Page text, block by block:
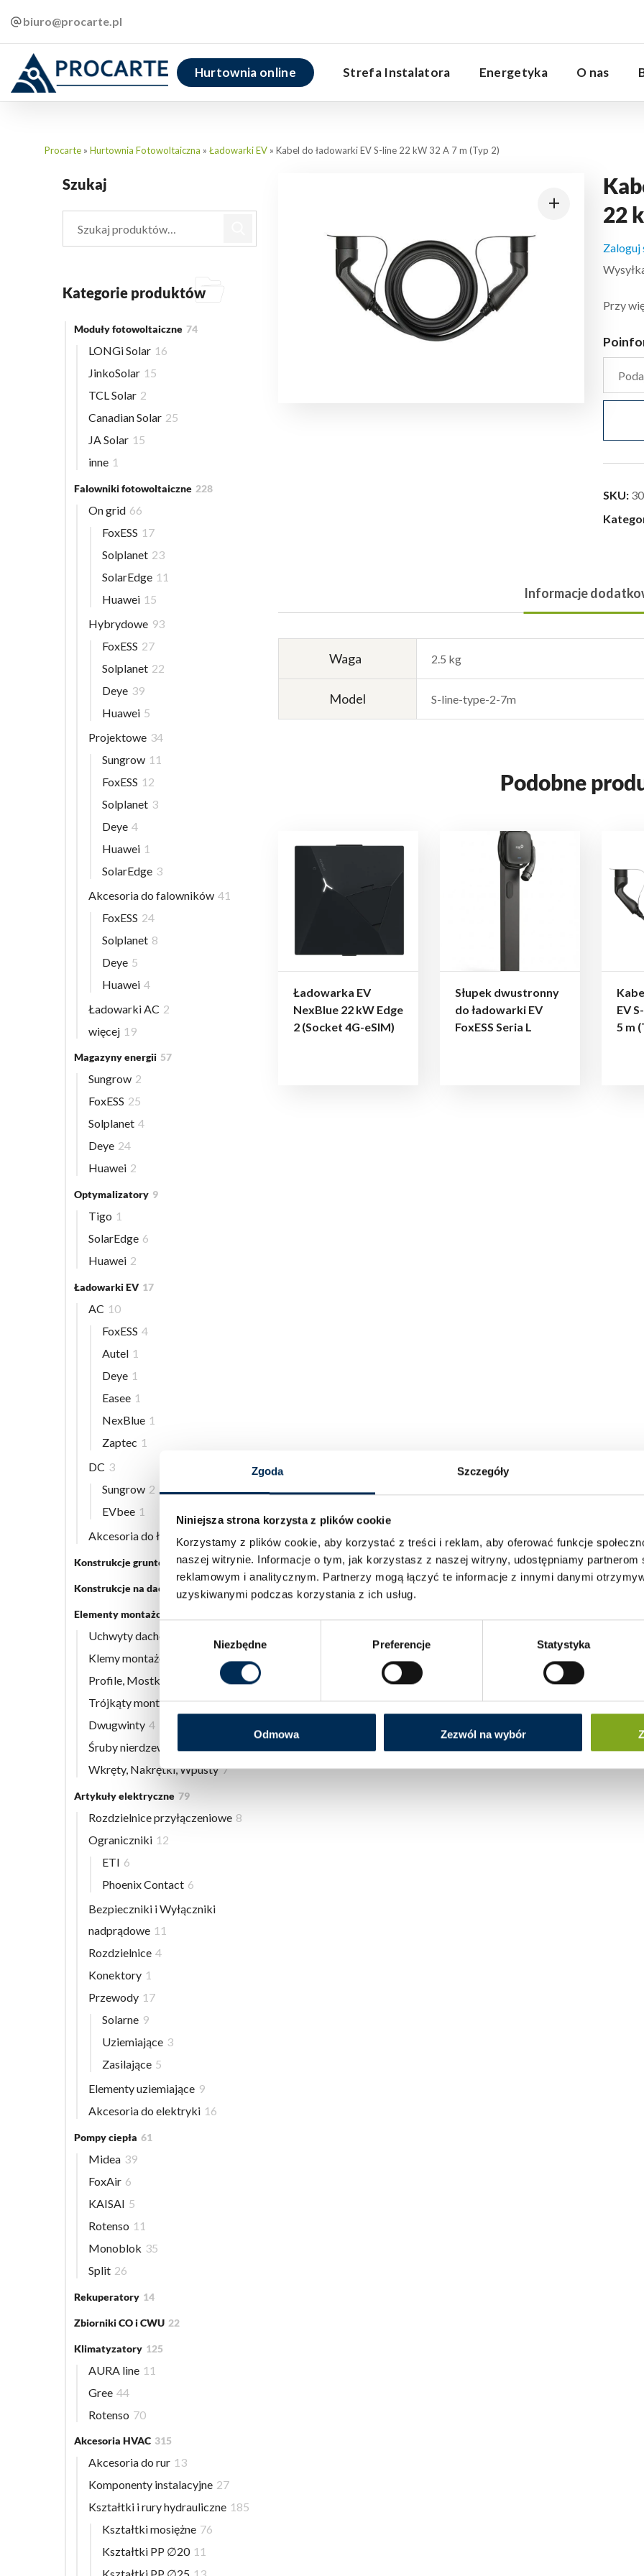
Zgoda Szczegóły
Niniejsza strona korzysta z plików cookie
Korzystamy z plików cookie, aby korzystać z treści i reklam, aby oferować funkcje
naszej witrynie. Informacje o tym, jak korzystasz z naszej witryny, udostępniamy partnerom
reklamowym i analitycznym. Partnerzy mogą łączyć te informacje z innymi danymi
uzyskiwanymi podczas korzystania z ich usług.
Niezbędne Preferencje Statystyka
Odmowa Zezwól na wybór
biuro@procarte.pl
Hurtownia online Strefa Instalatora Energetyka O nas
Procarte » Hurtownia Fotowoltaiczna » Ładowarki EV » Kabel do ładowarki EV S-line 22 kW 32 A 7 m (Typ 2)
22
Zaloguj
Przy
SKU:
Informacje
Waga 2.5 kg
Model S-line-type-2-7m
Podobne
Ładowarka EV
NexBlue 22 kW Edge
2 (Socket 4G-eSIM)
Słupek dwustronny
do ładowarki EV
FoxESS Seria L
EV
5 m
Szukaj
Kategorie produktów
Moduły fotowoltaiczne 74
LONGi Solar 16
JinkoSolar 15
TCL Solar 2
Canadian Solar 25
JA Solar 15
inne 1
Falowniki fotowoltaiczne 228
On grid 66
FoxESS 17
Solplanet 23
SolarEdge 11
Huawei 15
Hybrydowe 93
FoxESS 27
Solplanet 22
Deye 39
Huawei 5
Projektowe 34
Sungrow 11
FoxESS 12
Solplanet 3
Deye 4
Huawei 1
SolarEdge 3
Akcesoria do falowników 41
FoxESS 24
Solplanet 8
Deye 5
Huawei 4
Ładowarki AC 2
więcej 19
Magazyny energii 57
Sungrow 2
FoxESS 25
Solplanet 4
Deye 24
Huawei 2
Optymalizatory 9
Tigo 1
SolarEdge 6
Huawei 2
Ładowarki EV 17
AC 10
FoxESS 4
Autel 1
Deye 1
Easee 1
NexBlue 1
Zaptec 1
DC 3
Sungrow 2
EVbee 1
Akcesoria do ładowarek EV
Konstrukcje gruntowe 5
Konstrukcje na dach płaski 3
Elementy montażowe
Uchwyty dachowe
Klemy montażowe
Profile, Mostki
Trójkąty montażowe 3
Dwugwinty 4
Śruby nierdzewne
Wkręty, Nakrętki, Wpusty 7
Artykuły elektryczne 79
Rozdzielnice przyłączeniowe 8
Ograniczniki 12
ETI 6
Phoenix Contact 6
Bezpieczniki i Wyłączniki
nadprądowe 11
Rozdzielnice 4
Konektory 1
Przewody 17
Solarne 9
Uziemiające 3
Zasilające 5
Elementy uziemiające 9
Akcesoria do elektryki 16
Pompy ciepła 61
Midea 39
FoxAir 6
KAISAI 5
Rotenso 11
Monoblok 35
Split 26
Rekuperatory 14
Zbiorniki CO i CWU 22
Klimatyzatory 125
AURA line 11
Gree 44
Rotenso 70
Akcesoria HVAC 315
Akcesoria do rur 13
Komponenty instalacyjne 27
Kształtki i rury hydrauliczne 185
Kształtki mosiężne 76
Kształtki PP ∅20 11